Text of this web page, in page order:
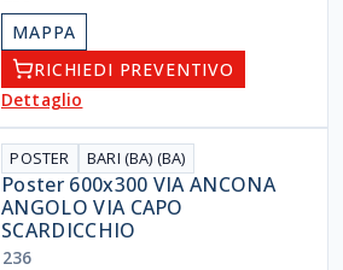
MAPPA
RICHIEDI PREVENTIVO
Dettaglio
POSTER BARI (BA) (BA)
Poster 600x300 VIA ANCONA
ANGOLO VIA CAPO
SCARDICCHIO
236